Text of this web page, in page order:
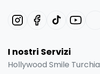
I nostri Servizi
Hollywood Smile Turchia